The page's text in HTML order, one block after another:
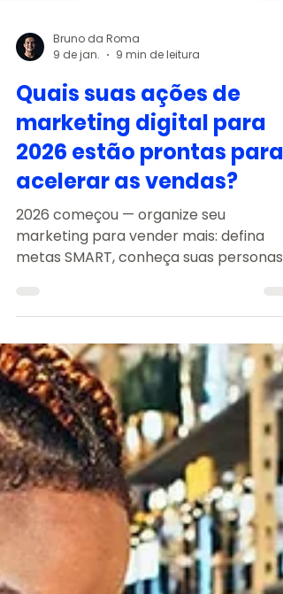
9 de jan.
9 min de leitura
Quais suas ações de
marketing digital para
2026 estão prontas para
acelerar as vendas?
2026 começou — organize seu
faça inventário dos ativos digitais. Foque
em performance: Google (Search/
redes sociais (Reels/TikTok), e-
mail/WhatsApp e landing pages
otimizadas. Teste criativos com
orçamento reduzido, meça
CAC/LTV/ROAS e automatize pós-
venda para reter clientes. Ajuste e
escale com base em dados.